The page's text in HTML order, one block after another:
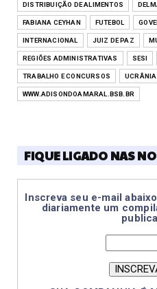
DISTRIBUIÇÃO DE ALIMENTOS
FABIANA CEYHAN FUTEBOL
INTERNACIONAL JUIZ DE PAZ
REGIÕES ADMINISTRATIVAS SESI
TRABALHO E CONCURSOS UCRÂNIA
WWW.ADISONDOAMARAL.BSB.BR
FIQUE LIGADO NAS
Inscreva seu e-mail
diariamente um